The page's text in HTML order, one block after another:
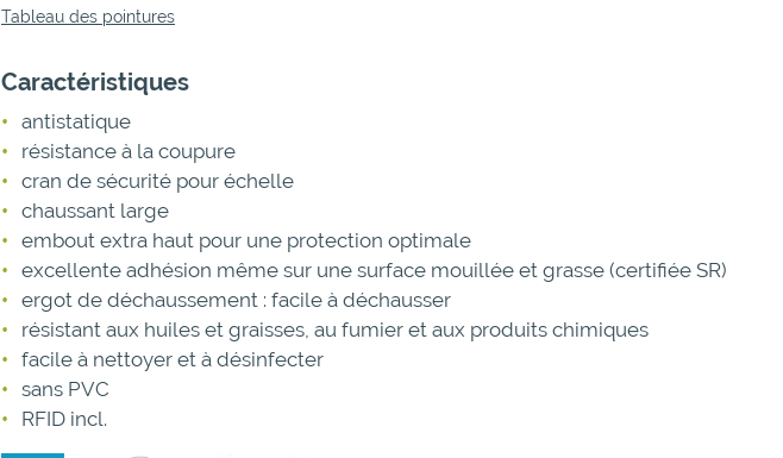
Tableau des pointures
Caractéristiques
antistatique
résistance à la coupure
cran de sécurité pour échelle
chaussant large
embout extra haut pour une protection optimale
excellente adhésion même sur une surface mouillée et grasse (certifiée SR)
ergot de déchaussement : facile à déchausser
résistant aux huiles et graisses, au fumier et aux produits chimiques
facile à nettoyer et à désinfecter
sans PVC
RFID incl.